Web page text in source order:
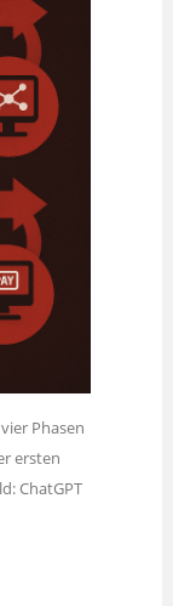
Phasen
ersten
ChatGPT